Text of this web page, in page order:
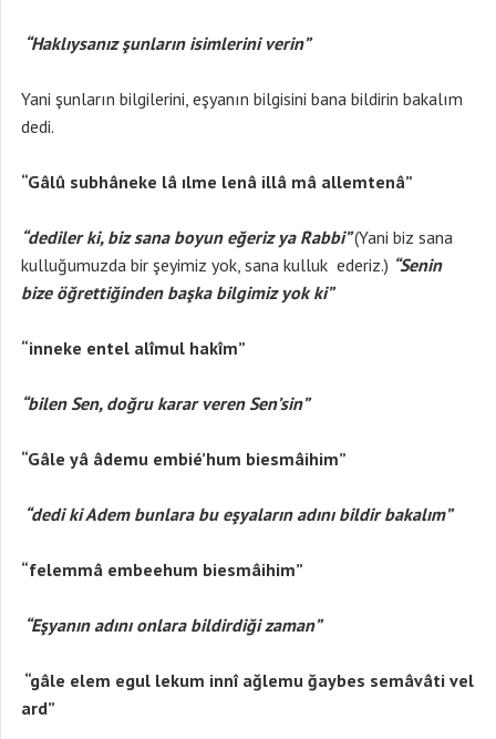
“Haklıysanız şunların isimlerini verin”
Yani şunların bilgilerini, eşyanın bilgisini bana bildirin bakalım
dedi.
“Gâlû subhâneke lâ ılme lenâ illâ mâ allemtenâ”
“dediler ki, biz sana boyun eğeriz ya Rabbi”(Yani biz sana
kulluğumuzda bir şeyimiz yok, sana kulluk ederiz.) “Senin
bize öğrettiğinden başka bilgimiz yok ki”
“inneke entel alîmul hakîm”
“bilen Sen, doğru karar veren Sen’sin”
“Gâle yâ âdemu embié’hum biesmâihim”
“dedi ki Adem bunlara bu eşyaların adını bildir bakalım”
“felemmâ embeehum biesmâihim”
“Eşyanın adını onlara bildirdiği zaman”
“gâle elem egul lekum innî ağlemu ğaybes semâvâti vel
ard”